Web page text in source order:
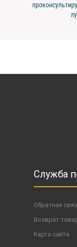
Служба
Обратная
Возврат
Карта сайта